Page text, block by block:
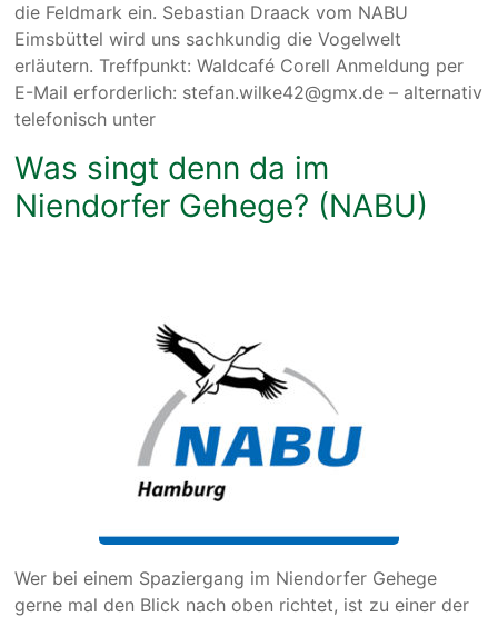
die Feldmark ein. Sebastian Draack vom NABU
Eimsbüttel wird uns sachkundig die Vogelwelt
erläutern. Treffpunkt: Waldcafé Corell Anmeldung per
E-Mail erforderlich: stefan.wilke42@gmx.de – alternativ
telefonisch unter
Was singt denn da im
Niendorfer Gehege? (NABU)
Wer bei einem Spaziergang im Niendorfer Gehege
gerne mal den Blick nach oben richtet, ist zu einer der